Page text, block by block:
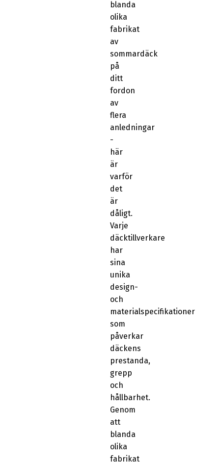
blanda
olika
fabrikat
av
sommardäck
på
ditt
fordon
av
flera
anledningar
-
här
är
varför
det
är
dåligt.
Varje
däcktillverkare
har
sina
unika
design-
och
materialspecifikationer
som
påverkar
däckens
prestanda,
grepp
och
hållbarhet.
Genom
att
blanda
olika
fabrikat